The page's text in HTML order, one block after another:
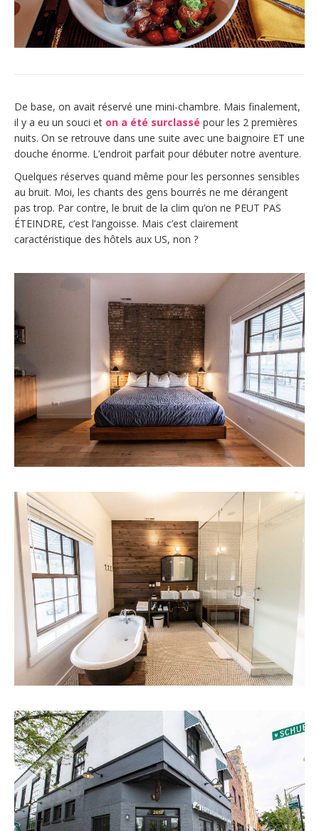
De base, on avait réservé une mini-chambre. Mais finalement,
il y a eu un souci et on a été surclassé pour les 2 premières
nuits. On se retrouve dans une suite avec une baignoire ET une
douche énorme. L’endroit parfait pour débuter notre aventure.
Quelques réserves quand même pour les personnes sensibles
au bruit. Moi, les chants des gens bourrés ne me dérangent
pas trop. Par contre, le bruit de la clim qu’on ne PEUT PAS
ÉTEINDRE, c’est l’angoisse. Mais c’est clairement
caractéristique des hôtels aux US, non ?